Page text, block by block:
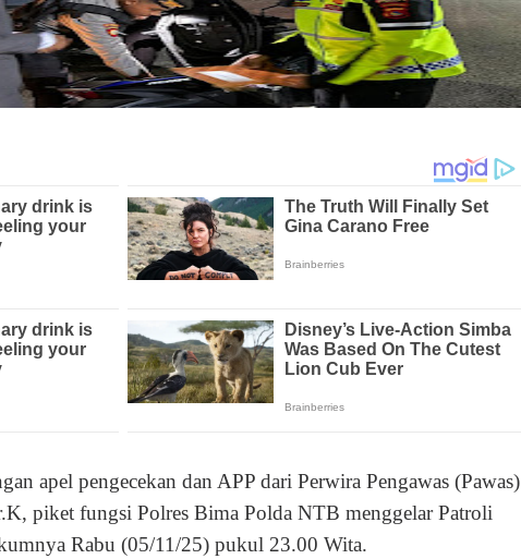
apel pengecekan dan APP dari Perwira Pengawas (Pawas)
piket fungsi Polres Bima Polda NTB menggelar Patroli
Rabu (05/11/25) pukul 23.00 Wita.